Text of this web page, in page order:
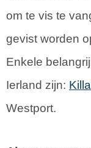
om te vis te
gevist worden
Enkele
Ierland zijn:
Westport.